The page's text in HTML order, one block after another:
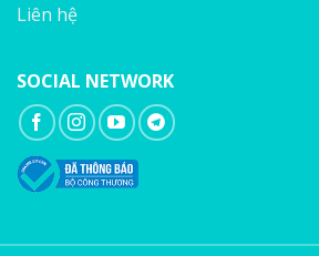
Liên hệ
SOCIAL NETWORK